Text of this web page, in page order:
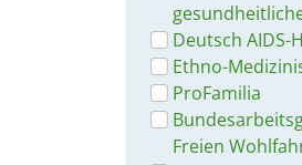
Deutsch AIDS-
Ethno-
ProFamilia
Freien